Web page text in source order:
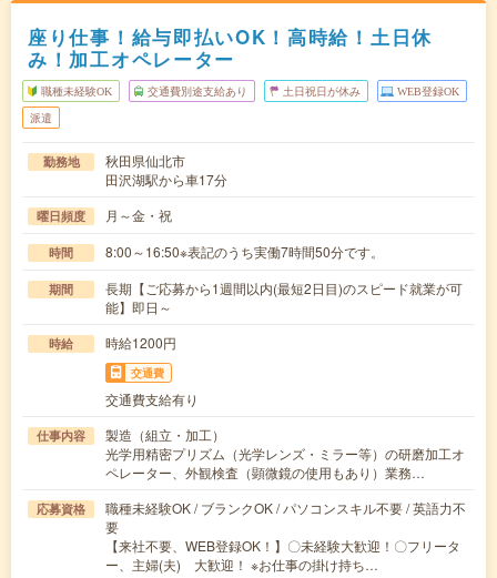
座り仕事！給与即払いOK！高時給！土日休
み！加工オペレーター
職種未経験OK 交通費別途支給あり 土日祝日が休み WEB登録OK
派遣
勤務地
秋田県仙北市
田沢湖駅から車17分
曜日頻度 月～金・祝
時間 8:00～16:50※表記のうち実働7時間50分です。
期間
長期【ご応募から1週間以内(最短2日目)のスピード就業が可
能】即日～
時給 時給1200円
交通費
交通費支給有り
仕事内容
製造（組立・加工）
光学用精密プリズム（光学レンズ・ミラー等）の研磨加工オ
ペレーター、外観検査（顕微鏡の使用もあり）業務…
応募資格
職種未経験OK / ブランクOK / パソコンスキル不要 / 英語力不
要
【来社不要、WEB登録OK！】〇未経験大歓迎！〇フリータ
ー、主婦(夫) 大歓迎！ ※お仕事の掛け持ち…